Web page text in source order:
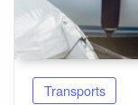
Transports